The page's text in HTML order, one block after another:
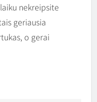
nekreipsite
geriausia
o gerai